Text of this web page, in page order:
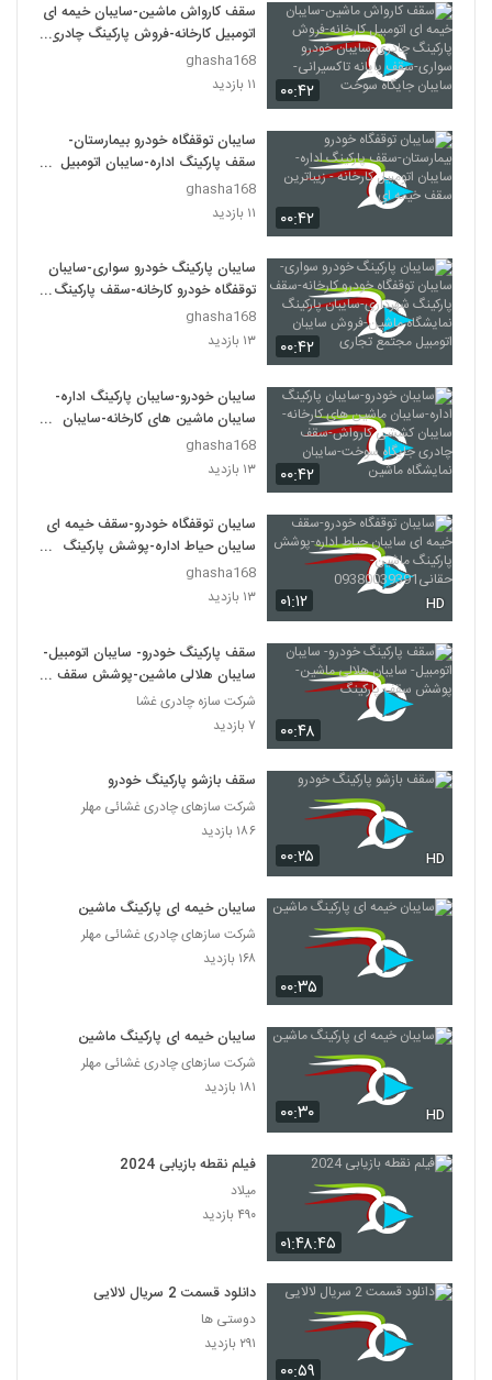
۰۰:۴۲
سقف کارواش ماشین-سایبان خیمه ای
اتومبیل کارخانه-فروش پارکینگ چادری-
سایبان خودرو سواری-سقف پایانه
تاکسیرانی-سایبان جایگاه سوخت
ghasha168
۱۱ بازدید
۰۰:۴۲
سایبان توقفگاه خودرو بیمارستان-
سقف پارکینگ اداره-سایبان اتومبیل
کارخانه - زیباترین سقف خیمه ای
ghasha168
۱۱ بازدید
۰۰:۴۲
سایبان پارکینگ خودرو سواری-سایبان
توقفگاه خودرو کارخانه-سقف پارکینگ
شهرداری-سایبان پارکینگ نمایشگاه
ماشین-فروش سایبان اتومبیل مجتمع
ghasha168
۱۳ بازدید
۰۰:۴۲
سایبان خودرو-سایبان پارکینگ اداره-
سایبان ماشین های کارخانه-سایبان
کششی کارواش-سقف چادری جایگاه
سوخت-سایبان نمایشگاه ماشین
ghasha168
۱۳ بازدید
۰۱:۱۲ HD
سایبان توقفگاه خودرو-سقف خیمه ای
سایبان حیاط اداره-پوشش پارکینگ
ماشین-حقانی09380039391
ghasha168
۱۳ بازدید
۰۰:۴۸
سقف پارکینگ خودرو- سایبان اتومبیل-
سایبان هلالی ماشین-پوشش سقف
پارکینگ
شرکت سازه چادری غشا
۷ بازدید
۰۰:۲۵ HD
سقف بازشو پارکینگ خودرو
شرکت سازهای چادری غشائی مهلر
۱۸۶ بازدید
۰۰:۳۵
سایبان خیمه ای پارکینگ ماشین
شرکت سازهای چادری غشائی مهلر
۱۶۸ بازدید
۰۰:۳۰ HD
سایبان خیمه ای پارکینگ ماشین
شرکت سازهای چادری غشائی مهلر
۱۸۱ بازدید
۰۱:۴۸:۴۵
فیلم نقطه بازیابی 2024
میلاد
۴۹۰ بازدید
۰۰:۵۹
دانلود قسمت 2 سریال لالایی
دوستی ها
۲۹۱ بازدید